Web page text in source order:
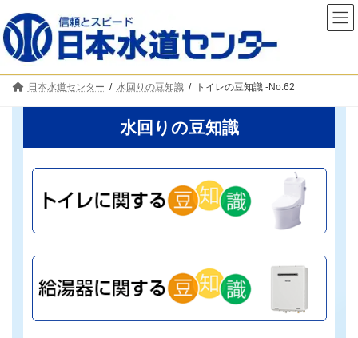
ン
テ
ン
へ
ビ
ゲ
ー
ョ
日本水道センター 水回りの豆知識 トイレの豆知識 -No.62
水回りの豆知識